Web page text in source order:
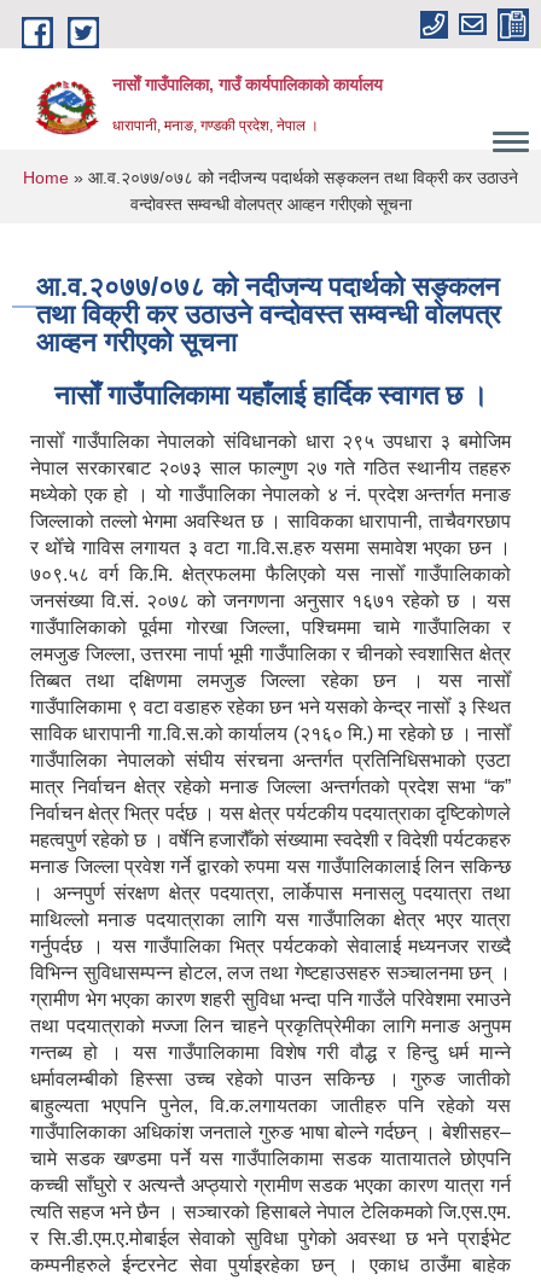
Skip to main content
नासाेँ गाउँपालिका, गाउँ कार्यपालिकाकाे कार्यालय
धारापानी, मनाङ, गण्डकी प्रदेश, नेपाल ।
You are here
Home » आ‍.व.२०७७/०७८ को नदीजन्य पदार्थको सङ्कलन तथा विक्री कर उठाउने
वन्दोवस्त सम्वन्धी वोलपत्र आव्हन गरीएको सूचना
आ‍.व.२०७७/०७८ को नदीजन्य पदार्थको सङ्कलन
तथा विक्री कर उठाउने वन्दोवस्त सम्वन्धी वोलपत्र
आव्हन गरीएको सूचना
नासाेँ गाउँपालिकामा यहाँलाई हार्दिक स्वागत छ ।
नासोँ गाउँपालिका नेपालको संविधानको धारा २९५ उपधारा ३ बमोजिम
नेपाल सरकारबाट २०७३ साल फाल्गुण २७ गते गठित स्थानीय तहहरु
मध्येको एक हो । यो गाउँपालिका नेपालको ४ नं. प्रदेश अन्तर्गत मनाङ
जिल्लाको तल्लो भेगमा अवस्थित छ । साविकका धारापानी‚ ताचैवगरछाप
र थोँचे गाविस लगायत ३ वटा गा.वि.स.हरु यसमा समावेश भएका छन ।
७०९.५८ वर्ग कि.मि. क्षेत्रफलमा फैलिएको यस नासोँ गाउँपालिकाको
जनसंख्या वि.सं. २०७८ को जनगणना अनुसार १६७१ रहेको छ । यस
गाउँपालिकाको पूर्वमा गोरखा जिल्ला, पश्चिममा चामे गाउँपालिका र
लमजुङ जिल्ला, उत्तरमा नार्पा भूमी गाउँपालिका र चीनको स्वशासित क्षेत्र
तिब्बत तथा दक्षिणमा लमजुङ जिल्ला रहेका छन । यस नासोँ
गाउँपालिकामा ९ वटा वडाहरु रहेका छन भने यसको केन्द्र नासोँ ३ स्थित
साविक धारापानी गा.वि.स.को कार्यालय (२१६० मि.) मा रहेको छ । नासोँ
गाउँपालिका नेपालको संघीय संरचना अन्तर्गत प्रतिनिधिसभाको एउटा
मात्र निर्वाचन क्षेत्र रहेको मनाङ जिल्ला अन्तर्गतको प्रदेश सभा “क”
निर्वाचन क्षेत्र भित्र पर्दछ । यस क्षेत्र पर्यटकीय पदयात्राका दृष्टिकोणले
महत्वपुर्ण रहेको छ । वर्षेनि हजारौँको संख्यामा स्वदेशी र विदेशी पर्यटकहरु
मनाङ जिल्ला प्रवेश गर्ने द्वारको रुपमा यस गाउँपालिकालाई लिन सकिन्छ
। अन्नपुर्ण संरक्षण क्षेत्र पदयात्रा, लार्केपास मनासलु पदयात्रा तथा
माथिल्लो मनाङ पदयात्राका लागि यस गाउँपालिका क्षेत्र भएर यात्रा
गर्नुपर्दछ । यस गाउँपालिका भित्र पर्यटकको सेवालाई मध्यनजर राख्दै
विभिन्न सुविधासम्पन्न होटल, लज तथा गेष्टहाउसहरु सञ्चालनमा छन् ।
ग्रामीण भेग भएका कारण शहरी सुविधा भन्दा पनि गाउँले परिवेशमा रमाउने
तथा पदयात्राको मज्जा लिन चाहने प्रकृतिप्रेमीका लागि मनाङ अनुपम
गन्तब्य हो । यस गाउँपालिकामा विशेष गरी वौद्ध र हिन्दु धर्म मान्ने
धर्मावलम्बीको हिस्सा उच्च रहेको पाउन सकिन्छ । गुरुङ जातीको
बाहुल्यता भएपनि पुनेल, वि.क.लगायतका जातीहरु पनि रहेको यस
गाउँपालिकाका अधिकांश जनताले गुरुङ भाषा बोल्ने गर्दछन् । बेशीसहर–
चामे सडक खण्डमा पर्ने यस गाउँपालिकामा सडक यातायातले छोएपनि
कच्ची साँघुरो र अत्यन्तै अप्ठ्यारो ग्रामीण सडक भएका कारण यात्रा गर्न
त्यति सहज भने छैन । सञ्चारको हिसाबले नेपाल टेलिकमको जि.एस.एम.
र सि.डी.एम.ए.मोबाईल सेवाको सुविधा पुगेको अवस्था छ भने प्राईभेट
कम्पनीहरुले ईन्टरनेट सेवा पुर्याइरहेका छन् । एकाध ठाउँमा बाहेक